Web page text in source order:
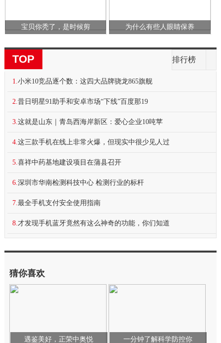
宝贝你秃了，是时候剪 为什么有些人眼睛保养
TOP 排行榜
1.小米10竞品逐个数：这四大品牌骁龙865旗舰
2.昔日明星91助手和安卓市场“下线”百度那19
3.这就是山东｜青岛西海岸新区：爱心企业10吨苹
4.这三款手机在线上非常火爆，但现实中很少见人过
5.喜祥中药基地建设项目在蒲县召开
6.深圳市华南检测科技中心 检测行业的标杆
7.最全手机支付安全使用指南
8.才发现手机蓝牙竟然有这么神奇的功能，你们知道
猜你喜欢
遇鉴美好，正荣中奥悦 一分钟了解科学防控你